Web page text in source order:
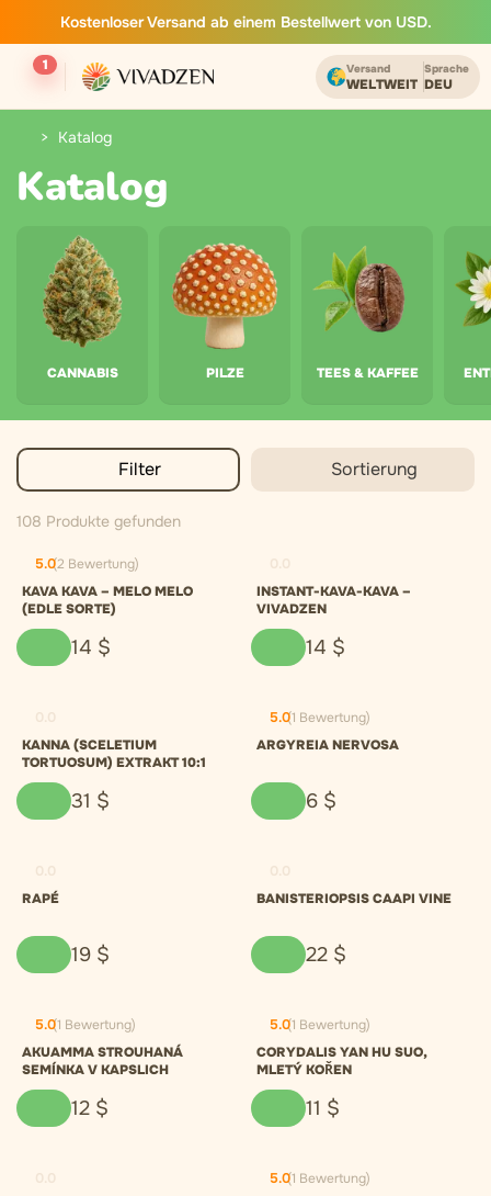
Kostenloser Versand ab einem Bestellwert von USD.
1 Versand
WELTWEIT
Sprache
DEU
Katalog
Katalog
CANNABIS PILZE TEES & KAFFEE
Filter Sortierung
108 Produkte gefunden
5.0(2 Bewertung)
KAVA KAVA – MELO MELO
(EDLE SORTE)
14 $
INSTANT-KAVA-KAVA –
VIVADZEN
14 $
KANNA (SCELETIUM
TORTUOSUM) EXTRAKT 10:1
31 $
5.0(1 Bewertung)
ARGYREIA NERVOSA
6 $
RAPÉ
19 $
BANISTERIOPSIS CAAPI VINE
22 $
5.0(1 Bewertung)
AKUAMMA STROUHANÁ
SEMÍNKA V KAPSLICH
12 $
5.0(1 Bewertung)
CORYDALIS YAN HU SUO,
MLETÝ KOŘEN
11 $
5.0(1 Bewertung)